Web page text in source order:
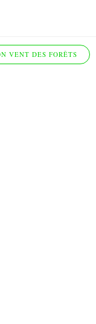
VENT DES FORÊTS